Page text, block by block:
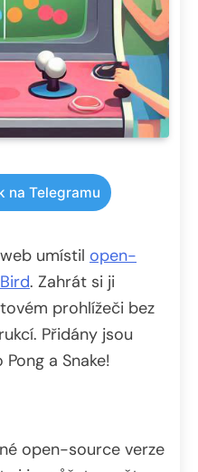
na Telegramu
umístil open-
. Zahrát si ji
prohlížeči bez
Přidány jsou
a Snake!
open-source verze